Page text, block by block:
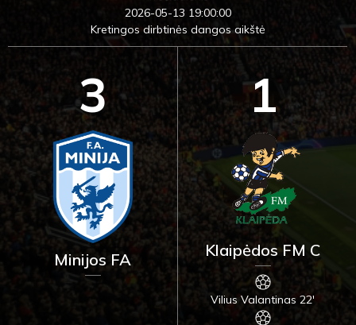
2026-05-13 19:00:00
Kretingos dirbtinės dangos aikštė
3
Minijos FA
1
Klaipėdos FM C
Vilius Valantinas 22'